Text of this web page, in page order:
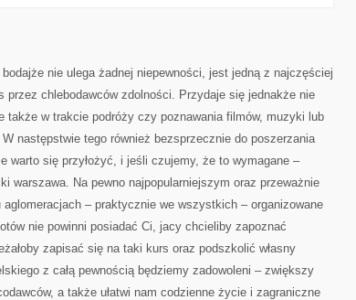
nie ulega żadnej niepewności, jest jedną z najczęściej
przez chlebodawców zdolności. Przydaje się jednakże nie
także w trakcie podróży czy poznawania filmów, muzyki lub
następstwie tego również bezsprzecznie do poszerzania
warto się przyłożyć, i jeśli czujemy, że to wymagane –
warszawa. Na pewno najpopularniejszym oraz przeważnie
– praktycznie we wszystkich – organizowane
nie powinni posiadać Ci, jacy chcieliby zapoznać
zapisać się na taki kurs oraz podszkolić własny
z całą pewnością będziemy zadowoleni – zwiększy
a także ułatwi nam codzienne życie i zagraniczne